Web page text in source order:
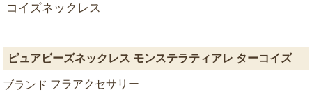
コイズネックレス
ピュアビーズネックレス モンステラティアレ ターコイズ
ブランド フラアクセサリー